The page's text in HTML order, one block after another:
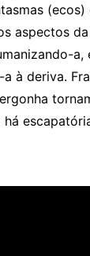
(ecos)
aspectos
a,
à deriva.